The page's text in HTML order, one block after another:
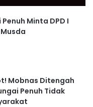
Minta DPD I
Mobnas Ditengah
Penuh Tidak